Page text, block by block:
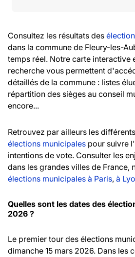
Consultez les résultats des
dans la commune de Fleury-les-
temps réel. Notre carte interactive
recherche vous permettent
détaillés de la commune : listes
répartition des sièges au conseil
encore...
Retrouvez par ailleurs les différents
élections municipales pour suivre
intentions de vote. Consulter les
dans les grandes villes de France,
élections municipales à Paris, à
Quelles sont les dates des
2026 ?
Le premier tour des élections
dimanche 15 mars 2026. Dans les